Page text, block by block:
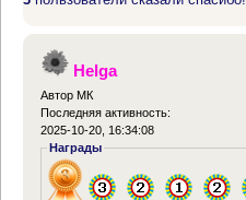
Helga
Автор МК
Последняя активность:
2025-10-20, 16:34:08
Награды